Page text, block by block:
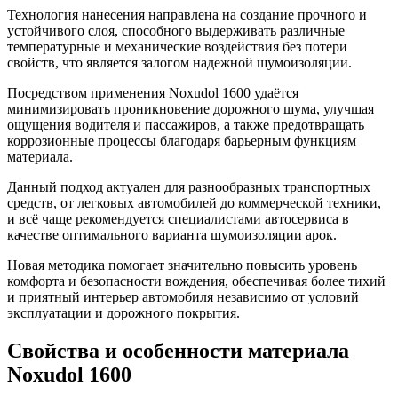
Технология нанесения направлена на создание прочного и
устойчивого слоя, способного выдерживать различные
температурные и механические воздействия без потери
свойств, что является залогом надежной шумоизоляции.
Посредством применения Noxudol 1600 удаётся
минимизировать проникновение дорожного шума, улучшая
ощущения водителя и пассажиров, а также предотвращать
коррозионные процессы благодаря барьерным функциям
материала.
Данный подход актуален для разнообразных транспортных
средств, от легковых автомобилей до коммерческой техники,
и всё чаще рекомендуется специалистами автосервиса в
качестве оптимального варианта шумоизоляции арок.
Новая методика помогает значительно повысить уровень
комфорта и безопасности вождения, обеспечивая более тихий
и приятный интерьер автомобиля независимо от условий
эксплуатации и дорожного покрытия.
Свойства и особенности материала
Noxudol 1600